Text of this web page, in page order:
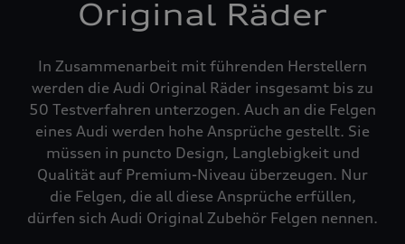
Original Räder
In Zusammenarbeit mit führenden Herstellern
werden die Audi Original Räder insgesamt bis zu
50 Testverfahren unterzogen. Auch an die Felgen
eines Audi werden hohe Ansprüche gestellt. Sie
müssen in puncto Design, Langlebigkeit und
Qualität auf Premium-Niveau überzeugen. Nur
die Felgen, die all diese Ansprüche erfüllen,
dürfen sich Audi Original Zubehör Felgen nennen.